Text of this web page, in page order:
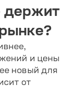
держит
и цены
новый для
от